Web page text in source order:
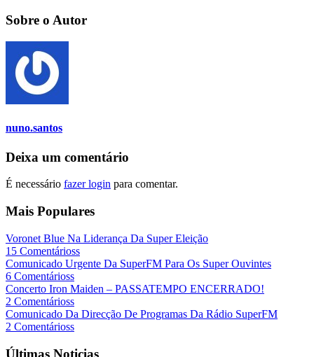
Sobre o Autor
nuno.santos
Deixa um comentário
É necessário fazer login para comentar.
Mais Populares
Voronet Blue Na Liderança Da Super Eleição
15 Comentárioss
Comunicado Urgente Da SuperFM Para Os Super Ouvintes
6 Comentárioss
Concerto Iron Maiden – PASSATEMPO ENCERRADO!
2 Comentárioss
Comunicado Da Direcção De Programas Da Rádio SuperFM
2 Comentárioss
Últimas Noticias